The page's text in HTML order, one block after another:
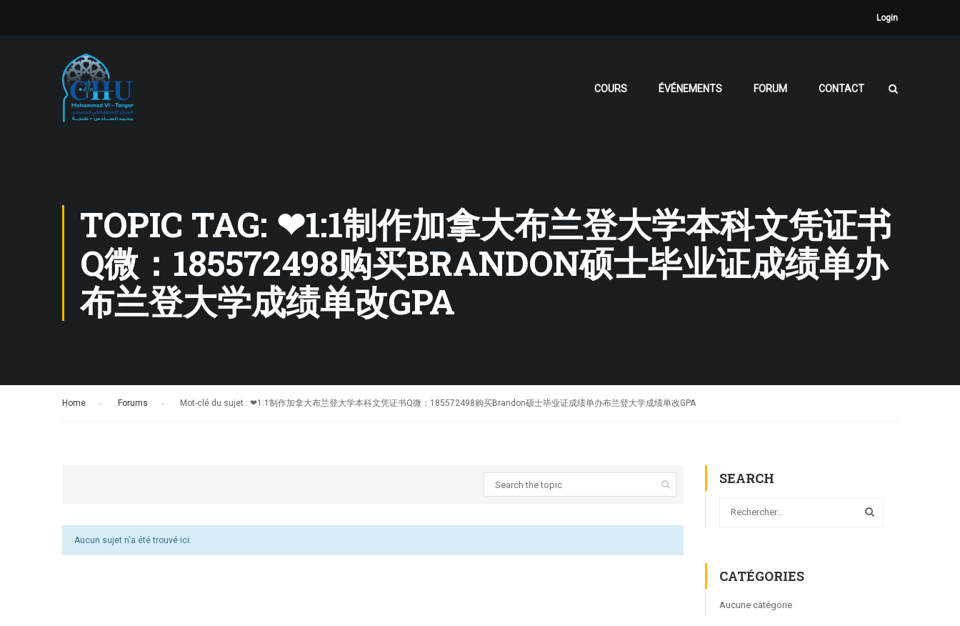
Login
COURS ÉVÉNEMENTS FORUM CONTACT
TOPIC TAG: ❤1:1制作加拿大布兰登大学本科文凭证书
Q微：185572498购买BRANDON硕士毕业证成绩单办
布兰登大学成绩单改GPA
Home Forums Mot-clé du sujet : ❤1:1制作加拿大布兰登大学本科文凭证书Q微：185572498购买Brandon硕士毕业证成绩单办布兰登大学成绩单改GPA
Aucun sujet n'a été trouvé ici.
SEARCH
CATÉGORIES
Aucune catégorie